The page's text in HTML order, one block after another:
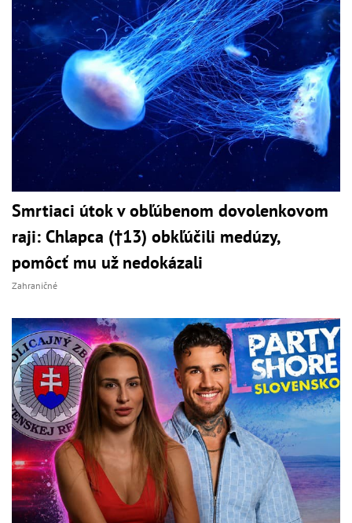
Smrtiaci útok v obľúbenom dovolenkovom
raji: Chlapca (†13) obkľúčili medúzy,
pomôcť mu už nedokázali
Zahraničné